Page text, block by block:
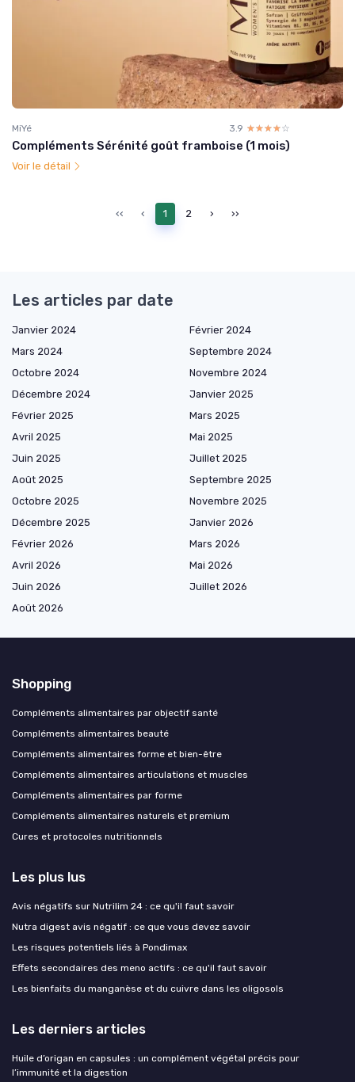
MiYé 3.9 ☆☆☆☆☆
★★★★★
Compléments Sérénité goût framboise (1 mois)
Voir le détail
‹‹ ‹ 1 2 › ››
Les articles par date
Janvier 2024
Février 2024
Mars 2024
Septembre 2024
Octobre 2024
Novembre 2024
Décembre 2024
Janvier 2025
Février 2025
Mars 2025
Avril 2025
Mai 2025
Juin 2025
Juillet 2025
Août 2025
Septembre 2025
Octobre 2025
Novembre 2025
Décembre 2025
Janvier 2026
Février 2026
Mars 2026
Avril 2026
Mai 2026
Juin 2026
Juillet 2026
Août 2026
Shopping
Compléments alimentaires par objectif santé
Compléments alimentaires beauté
Compléments alimentaires forme et bien-être
Compléments alimentaires articulations et muscles
Compléments alimentaires par forme
Compléments alimentaires naturels et premium
Cures et protocoles nutritionnels
Les plus lus
Avis négatifs sur Nutrilim 24 : ce qu'il faut savoir
Nutra digest avis négatif : ce que vous devez savoir
Les risques potentiels liés à Pondimax
Effets secondaires des meno actifs : ce qu'il faut savoir
Les bienfaits du manganèse et du cuivre dans les oligosols
Les derniers articles
Huile d’origan en capsules : un complément végétal précis pour
l’immunité et la digestion